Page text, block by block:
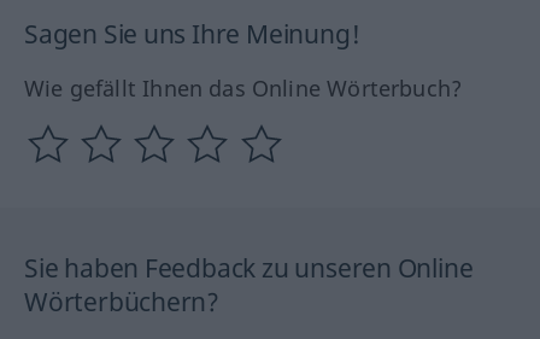
Sagen Sie uns Ihre Meinung!
Wie gefällt Ihnen das Online Wörterbuch?
Sie haben Feedback zu unseren Online
Wörterbüchern?